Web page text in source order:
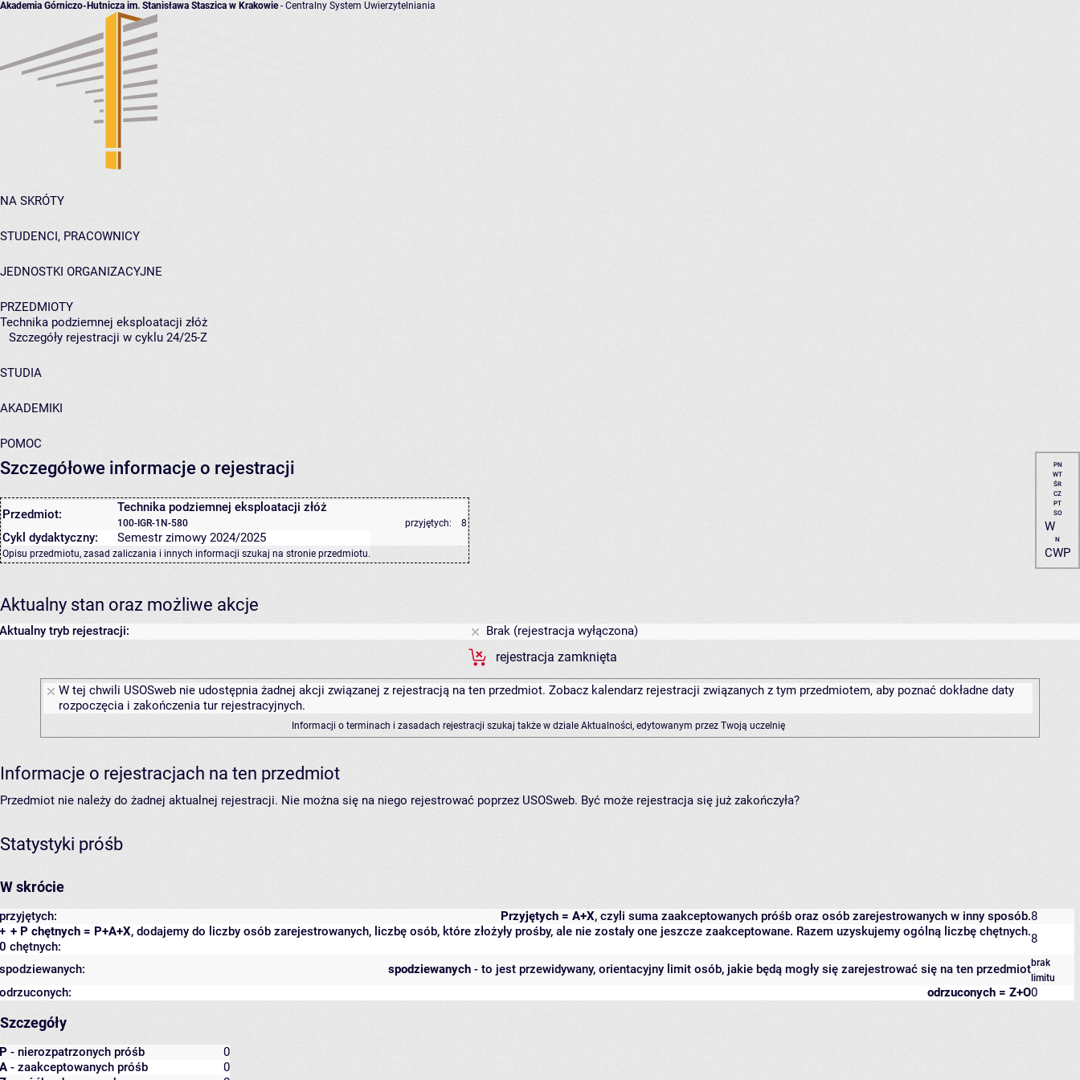
Akademia Górniczo-Hutnicza im. Stanisława Staszica w Krakowie- Centralny System Uwierzytelniania
NA SKRÓTY
STUDENCI, PRACOWNICY
JEDNOSTKI ORGANIZACYJNE
PRZEDMIOTY
Technika podziemnej eksploatacji złóż
Szczegóły rejestracji w cyklu 24/25-Z
STUDIA
AKADEMIKI
POMOC
Szczegółowe informacje o rejestracji
Przedmiot: Technika podziemnej eksploatacji złóż
100-IGR-1N-580 przyjętych: 8
Cykl dydaktyczny: Semestr zimowy 2024/2025
Opisu przedmiotu, zasad zaliczania i innych informacji szukaj na stronie przedmiotu.
PN
WT
ŚR
CZ
PT
SO
W
N
CWP
Aktualny stan oraz możliwe akcje
Aktualny tryb rejestracji:
Brak (rejestracja wyłączona)
rejestracja zamknięta
W tej chwili USOSweb nie udostępnia żadnej akcji związanej z rejestracją na ten przedmiot. Zobacz kalendarz rejestracji związanych z tym przedmiotem, aby poznać dokładne daty
rozpoczęcia i zakończenia tur rejestracyjnych.
Informacji o terminach i zasadach rejestracji szukaj także w dziale Aktualności, edytowanym przez Twoją uczelnię
Informacje o rejestracjach na ten przedmiot
Przedmiot nie należy do żadnej aktualnej rejestracji. Nie można się na niego rejestrować poprzez USOSweb. Być może rejestracja się już zakończyła?
Statystyki próśb
W skrócie
Przyjętych = A+X, czyli suma zaakceptowanych próśb oraz osób zarejestrowanych w inny sposób.
przyjętych:
8
+ P chętnych = P+A+X, dodajemy do liczby osób zarejestrowanych, liczbę osób, które złożyły prośby, ale nie zostały one jeszcze zaakceptowane. Razem uzyskujemy ogólną liczbę chętnych.
+
0 chętnych:
8
spodziewanych - to jest przewidywany, orientacyjny limit osób, jakie będą mogły się zarejestrować się na ten przedmiot
spodziewanych:
brak
limitu
odrzuconych = Z+O
odrzuconych: 0
Szczegóły
P - nierozpatrzonych próśb
0
A - zaakceptowanych próśb
0